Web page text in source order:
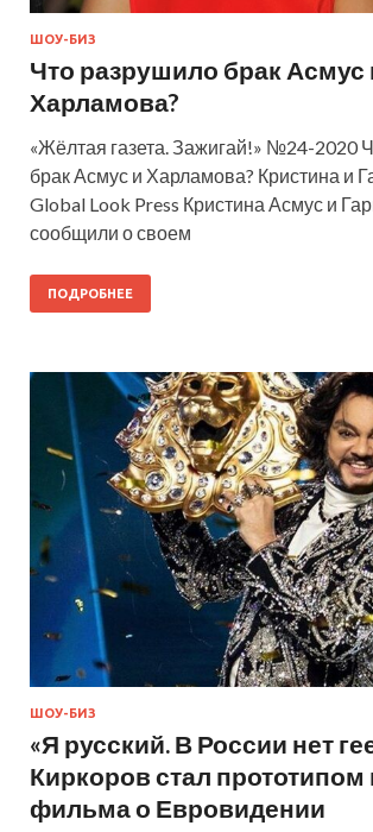
ШОУ-БИЗ
Что разрушило брак Асмус
Харламова?
«Жёлтая газета. Зажигай!» №24-2020
брак Асмус и Харламова? Кристина и
Global Look Press Кристина Асмус и
сообщили о своем
ПОДРОБНЕЕ
ШОУ-БИЗ
«Я русский. В России нет
Киркоров стал прототипом
фильма о Евровидении